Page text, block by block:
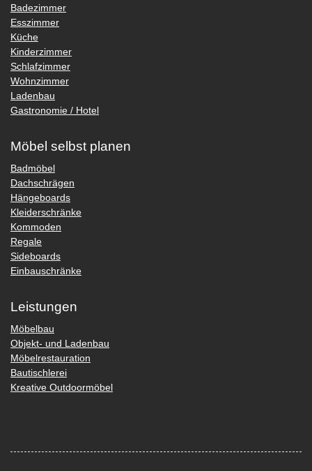
Badezimmer
Esszimmer
Küche
Kinderzimmer
Schlafzimmer
Wohnzimmer
Ladenbau
Gastronomie / Hotel
Möbel selbst planen
Badmöbel
Dachschrägen
Hängeboards
Kleiderschränke
Kommoden
Regale
Sideboards
Einbauschränke
Leistungen
Möbelbau
Objekt- und Ladenbau
Möbelrestauration
Bautischlerei
Kreative Outdoormöbel